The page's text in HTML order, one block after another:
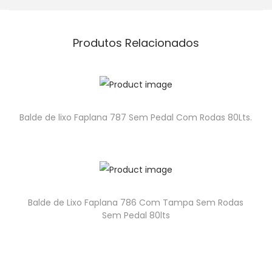
Produtos Relacionados
Balde de lixo Faplana 787 Sem Pedal Com Rodas 80Lts.
Balde de Lixo Faplana 786 Com Tampa Sem Rodas
Sem Pedal 80lts